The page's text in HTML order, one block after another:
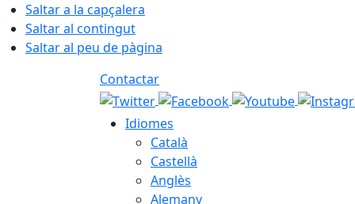
Saltar a la capçalera
Saltar al contingut
Saltar al peu de pàgina
Contactar
Idiomes
Català
Castellà
Anglès
Alemany